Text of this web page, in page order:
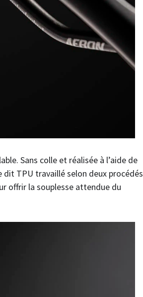
Sans colle et réalisée à l’aide de
TPU travaillé selon deux procédés
offrir la souplesse attendue du